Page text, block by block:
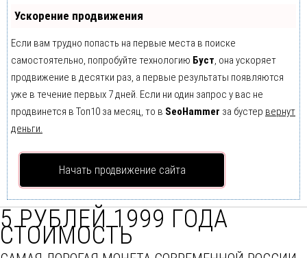
Ускорение продвижения
Если вам трудно попасть на первые места в поиске
самостоятельно, попробуйте технологию Буст, она ускоряет
продвижение в десятки раз, а первые результаты появляются
уже в течение первых 7 дней. Если ни один запрос у вас не
продвинется в Топ10 за месяц, то в SeoHammer за бустер вернут
деньги.
Начать продвижение сайта
5 РУБЛЕЙ 1999 ГОДА
СТОИМОСТЬ